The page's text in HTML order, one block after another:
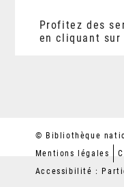
Profitez des
en cliquant sur
© Bibliothèque
Mentions légales
Accessibilité :